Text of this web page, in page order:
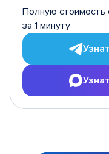
Полную стоимость
за 1 минуту